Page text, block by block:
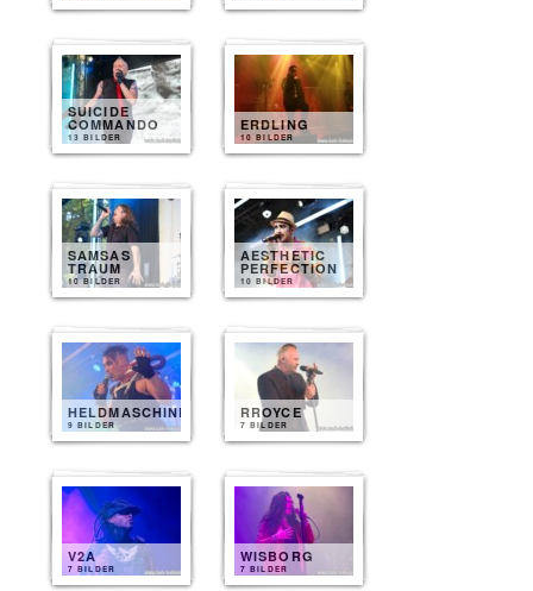
SUICIDE
COMMANDO
13 BILDER
ERDLING
10 BILDER
SAMSAS
TRAUM
10 BILDER
AESTHETIC
PERFECTION
10 BILDER
HELDMASCHINE
9 BILDER
RROYCE
7 BILDER
V2A
7 BILDER
WISBORG
7 BILDER